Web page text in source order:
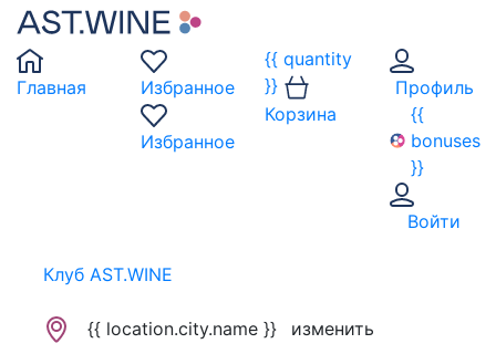
Главная Избранное
Избранное
{{ quantity
}}
Корзина
Профиль
{{
bonuses
}}
Войти
Клуб AST.WINE
{{ location.city.name }} изменить